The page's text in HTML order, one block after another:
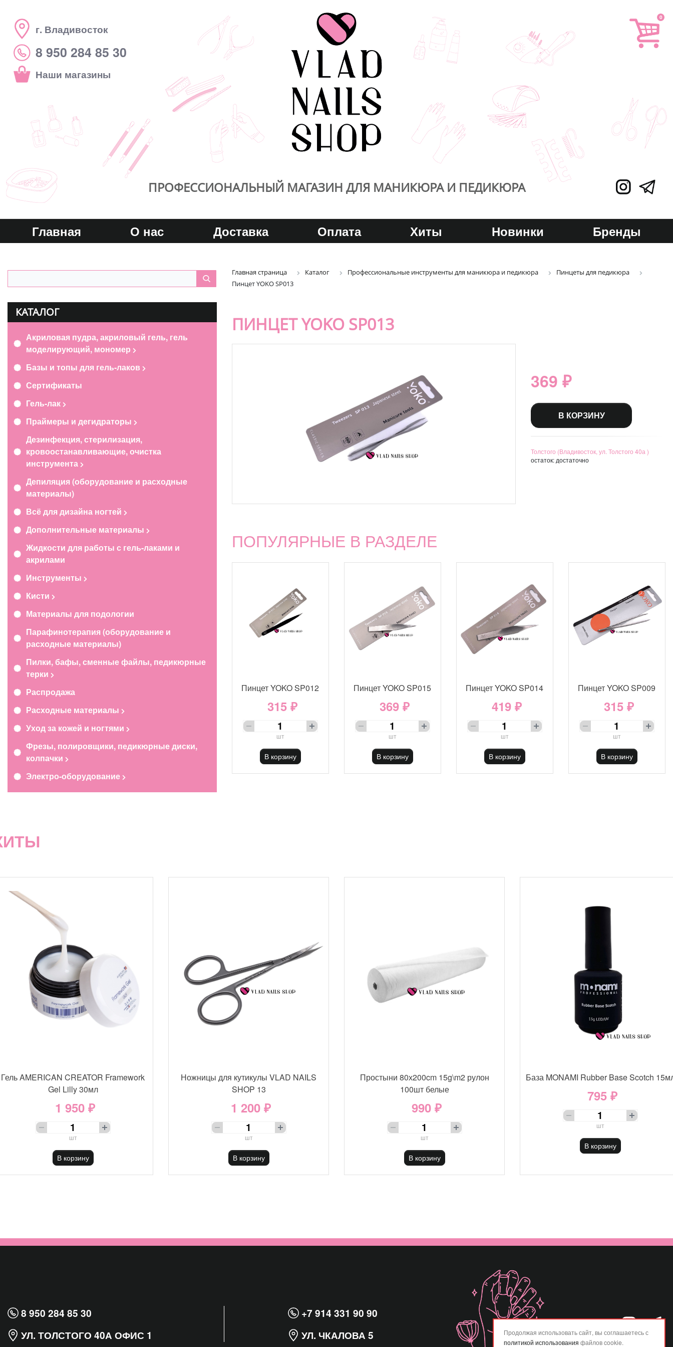
г. Владивосток
8 950 284 85 30
Наши магазины
0
ПРОФЕССИОНАЛЬНЫЙ МАГАЗИН ДЛЯ МАНИКЮРА И ПЕДИКЮРА
Главная О нас Доставка Оплата Хиты Новинки Бренды
Главная страница Каталог Профессиональные инструменты для маникюра и педикюра
Пинцеты для педикюра
Пинцет YOKO SP013
КАТАЛОГ
Акриловая пудра, акриловый гель, гель
моделирующий, мономер
Базы и топы для гель-лаков
Сертификаты
Гель-лак
Праймеры и дегидраторы
Дезинфекция, стерилизация,
кровоостанавливающие, очистка
инструмента
Депиляция (оборудование и расходные
материалы)
Всё для дизайна ногтей
Дополнительные материалы
Жидкости для работы с гель-лаками и
акрилами
Инструменты
Кисти
Материалы для подологии
Парафинотерапия (оборудование и
расходные материалы)
Пилки, бафы, сменные файлы, педикюрные
терки
Распродажа
Расходные материалы
Уход за кожей и ногтями
Фрезы, полировщики, педикюрные диски,
колпачки
Электро-оборудование
ПИНЦЕТ YOKO SP013
369 ₽
В КОРЗИНУ
Толстого (Владивосток, ул. Толстого 40а )
остаток:достаточно
ПОПУЛЯРНЫЕ В РАЗДЕЛЕ
Пинцет YOKO SP012
315 ₽
шт
В корзину
Пинцет YOKO SP015
369 ₽
шт
В корзину
Пинцет YOKO SP014
419 ₽
шт
В корзину
Пинцет YOKO SP009
315 ₽
шт
В корзину
Гель AMERICAN CREATOR Framework
Gel Lilly 30мл
1 950 ₽
шт
В корзину
Ножницы для кутикулы VLAD NAILS
SHOP 13
1 200 ₽
шт
В корзину
Простыни 80х200cm 15g\m2 рулон
100шт белые
990 ₽
шт
В корзину
База MONAMI Rubber Base Scotch
795 ₽
шт
В корзину
8 950 284 85 30
УЛ. ТОЛСТОГО 40А ОФИС 1
+7 914 331 90 90
УЛ. ЧКАЛОВА 5
Продолжая использовать сайт, вы соглашаетесь с
политикой использования файлов cookie.